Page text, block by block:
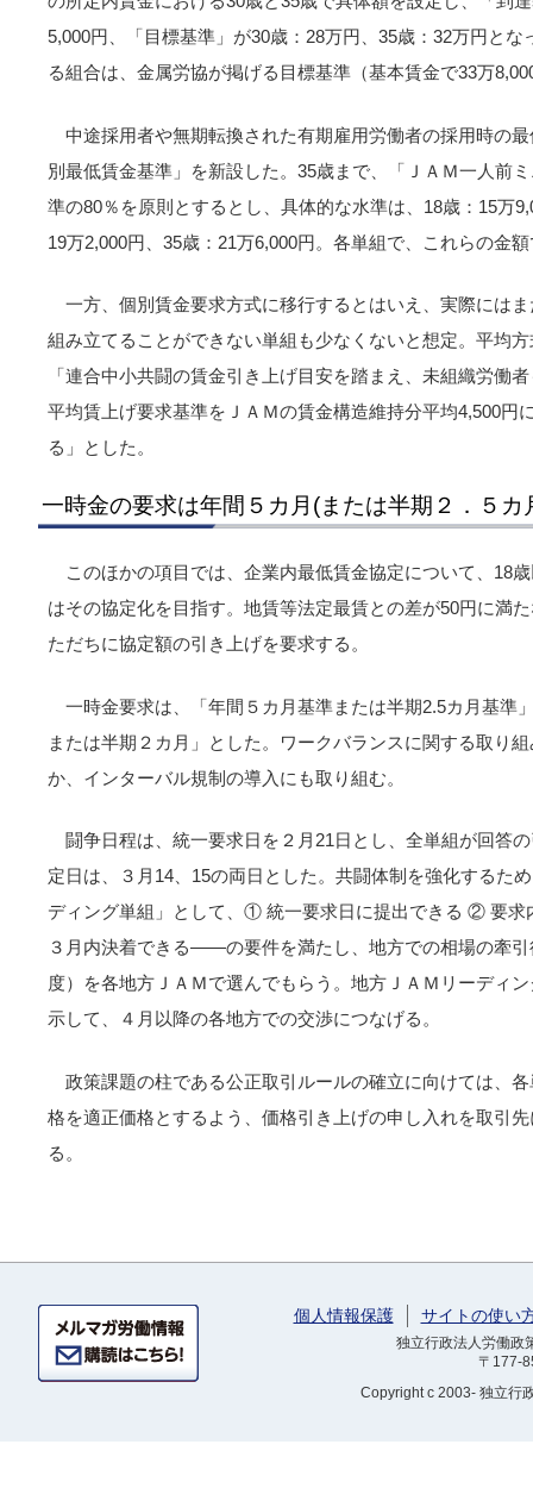
5,000円、「目標基準」が30歳：28万円、35歳：32万円と
る組合は、金属労協が掲げる目標基準（基本賃金で33万
中途採用者や無期転換された有期雇用労働者の採用時の
別最低賃金基準」を新設した。35歳まで、「ＪＡＭ一人前
準の80％を原則とするとし、具体的な水準は、18歳：15万
19万2,000円、35歳：21万6,000円。各単組で、これらの金
一方、個別賃金要求方式に移行するとはいえ、実際には
組み立てることができない単組も少なくないと想定。平均
「連合中小共闘の賃金引き上げ目安を踏まえ、未組織労働
平均賃上げ要求基準をＪＡＭの賃金構造維持分平均4,500円
る」とした。
一時金の要求は年間５カ月(または半期２．５カ
このほかの項目では、企業内最低賃金協定について、18
はその協定化を目指す。地賃等法定最賃との差が50円に満
ただちに協定額の引き上げを要求する。
一時金要求は、「年間５カ月基準または半期2.5カ月基準
または半期２カ月」とした。ワークバランスに関する取り
か、インターバル規制の導入にも取り組む。
闘争日程は、統一要求日を２月21日とし、全単組が回答
定日は、３月14、15の両日とした。共闘体制を強化するた
ディング単組」として、① 統一要求日に提出できる ② 要
３月内決着できる――の要件を満たし、地方での相場の牽
度）を各地方ＪＡＭで選んでもらう。地方ＪＡＭリーディ
示して、４月以降の各地方での交渉につなげる。
政策課題の柱である公正取引ルールの確立に向けては、
格を適正価格とするよう、価格引き上げの申し入れを取引
る。
個人情報保護 サイトの使い
独立行政法人労働
〒177-
Copyrightc 2003- 独立行